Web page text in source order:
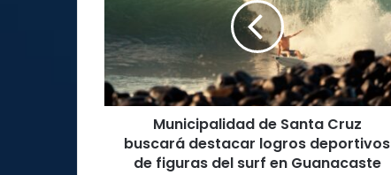
destacar
logros
deportivos
de
Municipalidad de Santa Cruz
buscará destacar logros deportivos
de figuras del surf en Guanacaste